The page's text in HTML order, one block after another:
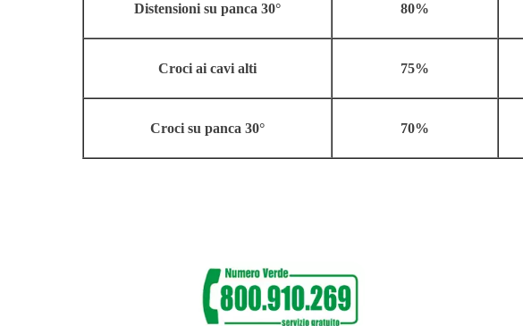
Distensioni su panca 30° 80%
Croci ai cavi alti 75%
Croci su panca 30° 70%